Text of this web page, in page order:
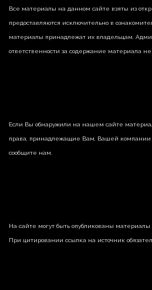
Все материалы на данном сайте взяты из
предоставляются исключительно в
материалы принадлежат их владельцам.
ответственности за содержание материала не
Если Вы обнаружили на нашем сайте
права, принадлежащие Вам, Вашей компании
сообщите нам.
На сайте могут быть опубликованы материалы
При цитировании ссылка на источник